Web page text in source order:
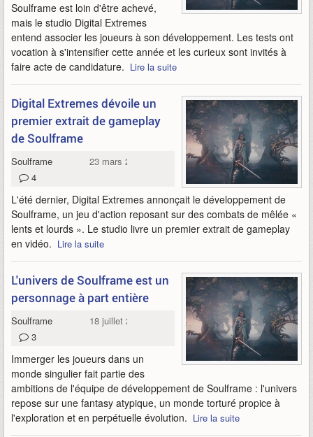
Soulframe est loin d'être achevé,
mais le studio Digital Extremes
entend associer les joueurs à son développement. Les tests ont
vocation à s'intensifier cette année et les curieux sont invités à
faire acte de candidature. Lire la suite
Digital Extremes dévoile un
premier extrait de gameplay
de Soulframe
Soulframe
23 mars 2023
4
L'été dernier, Digital Extremes annonçait le développement de
Soulframe, un jeu d'action reposant sur des combats de mêlée «
lents et lourds ». Le studio livre un premier extrait de gameplay
en vidéo. Lire la suite
L'univers de Soulframe est un
personnage à part entière
Soulframe
18 juillet 2022
3
Immerger les joueurs dans un
monde singulier fait partie des
ambitions de l'équipe de développement de Soulframe : l'univers
repose sur une fantasy atypique, un monde torturé propice à
l'exploration et en perpétuelle évolution. Lire la suite